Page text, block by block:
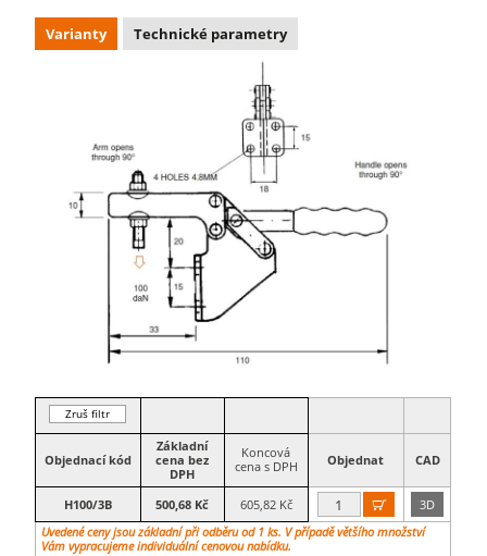
Varianty Technické parametry
Zruš filtr
Objednací kód
Základní
cena bez
DPH
Koncová
cena s DPH
Objednat CAD
H100/3B 500,68 Kč 605,82 Kč 
3D
Uvedené ceny jsou základní při odběru od 1 ks. V případě většího množství
Vám vypracujeme individuální cenovou nabídku.